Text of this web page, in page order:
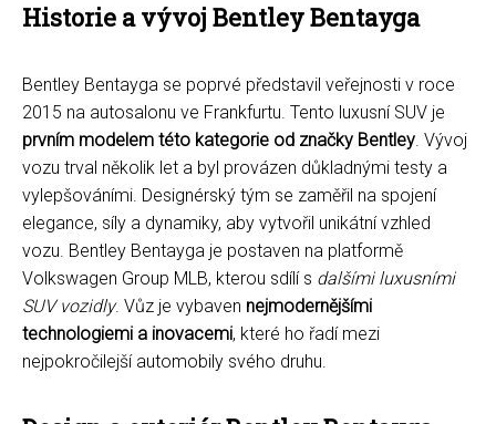
Historie a vývoj Bentley Bentayga
Bentley Bentayga se poprvé představil veřejnosti v roce
2015 na autosalonu ve Frankfurtu. Tento luxusní SUV je
prvním modelem této kategorie od značky Bentley. Vývoj
vozu trval několik let a byl provázen důkladnými testy a
vylepšováními. Designérský tým se zaměřil na spojení
elegance, síly a dynamiky, aby vytvořil unikátní vzhled
vozu. Bentley Bentayga je postaven na platformě
Volkswagen Group MLB, kterou sdílí s dalšími luxusními
SUV vozidly. Vůz je vybaven nejmodernějšími
technologiemi a inovacemi, které ho řadí mezi
nejpokročilejší automobily svého druhu.